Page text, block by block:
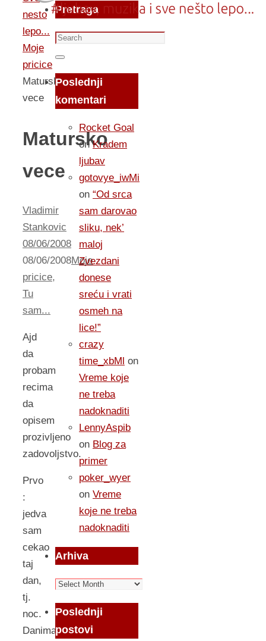
nesto
lepo...
Moje
pricice
Matursko
vece
Matursko
vece
Vladimir
Stankovic
08/06/2008
08/06/2008Moje
pricice,
Tu
sam...
Ajd
da
probam
recima
da
opisem
prozivljeno
zadovoljstvo.
Prvo
:
jedva
sam
cekao
taj
dan,
tj.
noc.
Danima
Pretraga
Search
for:
Search
Poslednji
komentari
Rocket Goal
onKradem
ljubav
gotovye_iwMi
on “Od srca
sam darovao
sliku, nek’
maloj
Zvezdani
donese
sreću i vrati
osmeh na
lice!”
crazy
time_xbMl on
Vreme koje
ne treba
nadoknaditi
LennyAspib
on Blog za
primer
poker_wyer
on Vreme
koje ne treba
nadoknaditi
Arhiva
Arhiva
Poslednji
postovi